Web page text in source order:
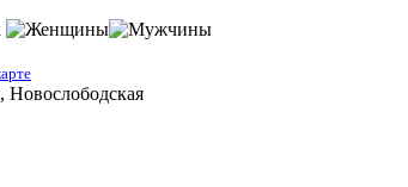
Новослободская